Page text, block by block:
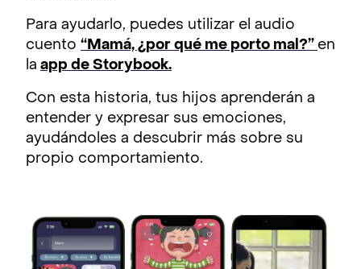
Para ayudarlo, puedes utilizar el audio
cuento “Mamá, ¿por qué me porto mal?” en
la app de Storybook.
Con esta historia, tus hijos aprenderán a
entender y expresar sus emociones,
ayudándoles a descubrir más sobre su
propio comportamiento.